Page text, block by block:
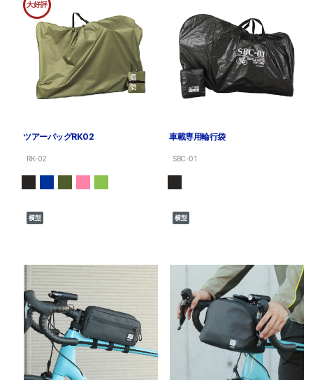
大好評
ツアーバッグRK02
RK-02
横型
車載専用輪行袋
SBC-01
横型